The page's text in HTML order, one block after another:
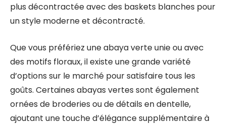
plus décontractée avec des baskets blanches pour
un style moderne et décontracté.
Que vous préfériez une abaya verte unie ou avec
des motifs floraux, il existe une grande variété
d’options sur le marché pour satisfaire tous les
goûts. Certaines abayas vertes sont également
ornées de broderies ou de détails en dentelle,
ajoutant une touche d’élégance supplémentaire à